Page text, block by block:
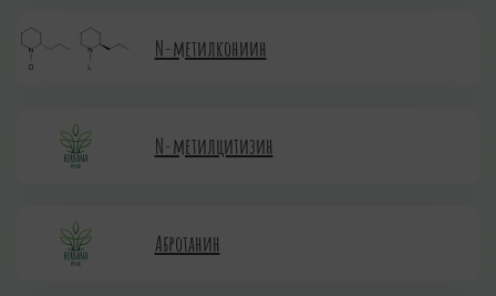
N-метилкониин
N-метилцитизин
Абротанин